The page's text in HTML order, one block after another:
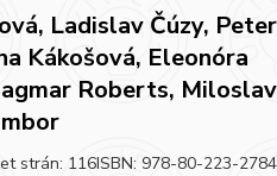
Ladislav Čúzy, Peter
Kákošová, Eleonóra
Roberts, Miloslav
strán: 116ISBN: 978-80-223-